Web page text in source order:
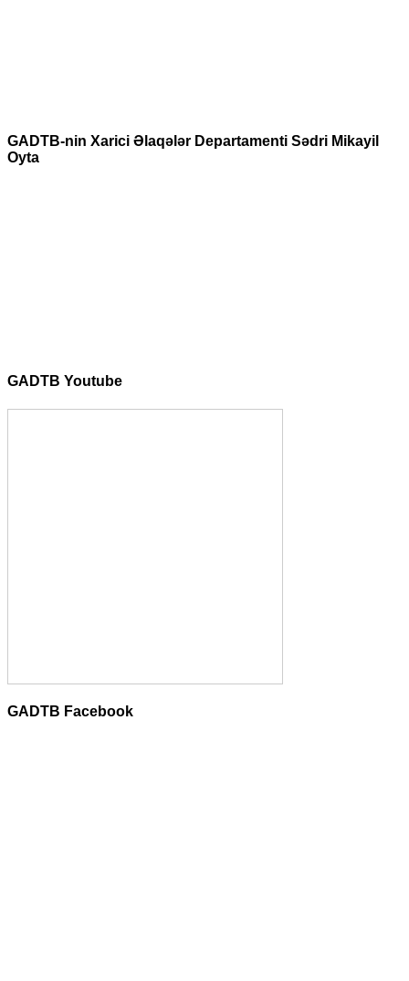
GADTB-nin Xarici Əlaqələr Departamenti Sədri Mikayil
Oyta
GADTB Youtube
GADTB Facebook